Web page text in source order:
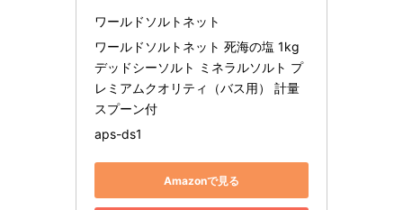
ワールドソルトネット
ワールドソルトネット 死海の塩 1kg
デッドシーソルト ミネラルソルト プ
レミアムクオリティ（バス用） 計量
スプーン付
aps-ds1
Amazonで見る